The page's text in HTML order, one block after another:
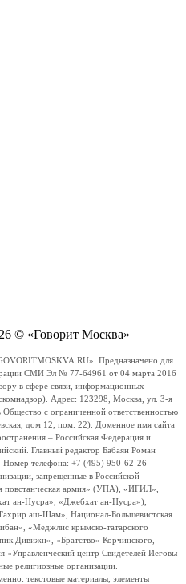
© «Говорит Москва»
Предназначено для
СМИ Эл № 77-64961 от 04 марта 2016
в сфере связи, информационных
Адрес: 123298, Москва, ул. 3-я
с ограниченной ответственностью
дом 12, пом. 22). Доменное имя сайта
– Российская Федерация и
Главный редактор Бабаян Роман
телефона: +7 (495) 950-62-26
запрещенные в Российской
повстанческая армия» (УПА), «ИГИЛ»,
ан-Нусра», «Джебхат ан-Нусра»),
аш-Шам», Национал-Большевистская
«Меджлис крымско-татарского
Дивижн», «Братство» Корчинского,
«Управленческий центр Свидетелей Иеговы
религиозные организации.
текстовые материалы, элементы